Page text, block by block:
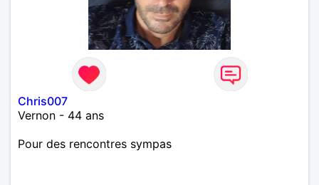
Chris007
Vernon - 44 ans
Pour des rencontres sympas